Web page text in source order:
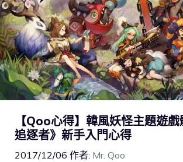
【Qoo心得】韓風妖怪主題遊
追逐者》新手入門心得
2017/12/06 作者: Mr. Qoo